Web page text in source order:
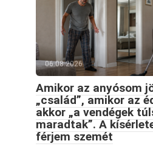
06.08.2026
Amikor az anyósom
„család”, amikor az
akkor „a vendégek
maradtak”. A
férjem szemét